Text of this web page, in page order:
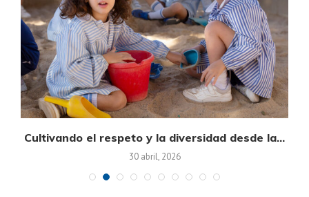
Cultivando el respeto y la diversidad desde la...
30 abril, 2026